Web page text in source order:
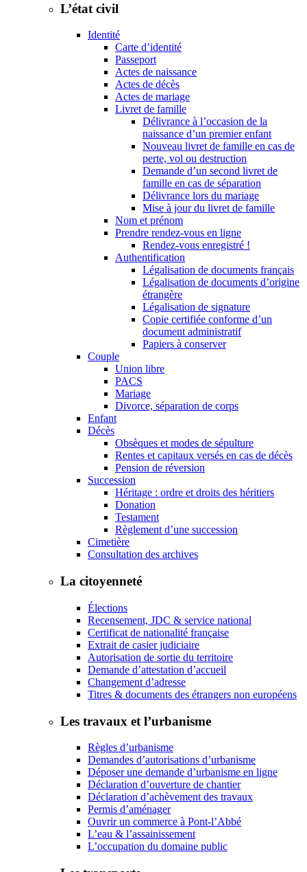
L’état civil
Identité
Carte d’identité
Passeport
Actes de naissance
Actes de décès
Actes de mariage
Livret de famille
Délivrance à l’occasion de la
naissance d’un premier enfant
Nouveau livret de famille en cas de
perte, vol ou destruction
Demande d’un second livret de
famille en cas de séparation
Délivrance lors du mariage
Mise à jour du livret de famille
Nom et prénom
Prendre rendez-vous en ligne
Rendez-vous enregistré !
Authentification
Légalisation de documents français
Légalisation de documents d’origine
étrangère
Légalisation de signature
Copie certifiée conforme d’un
document administratif
Papiers à conserver
Couple
Union libre
PACS
Mariage
Divorce, séparation de corps
Enfant
Décès
Obsèques et modes de sépulture
Rentes et capitaux versés en cas de décès
Pension de réversion
Succession
Héritage : ordre et droits des héritiers
Donation
Testament
Règlement d’une succession
Cimetière
Consultation des archives
La citoyenneté
Élections
Recensement, JDC & service national
Certificat de nationalité française
Extrait de casier judiciaire
Autorisation de sortie du territoire
Demande d’attestation d’accueil
Changement d’adresse
Titres & documents des étrangers non européens
Les travaux et l’urbanisme
Règles d’urbanisme
Demandes d’autorisations d’urbanisme
Déposer une demande d’urbanisme en ligne
Déclaration d’ouverture de chantier
Déclaration d’achèvement des travaux
Permis d’aménager
Ouvrir un commerce à Pont-l’Abbé
L’eau & l’assainissement
L’occupation du domaine public